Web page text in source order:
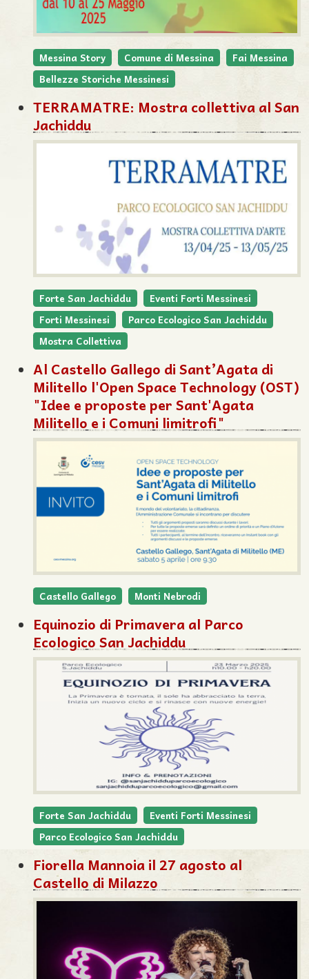
Messina Story Comune di Messina
Fai Messina
Bellezze Storiche Messinesi
TERRAMATRE: Mostra collettiva al San
Jachiddu
Forte San Jachiddu
Eventi Forti Messinesi
Forti Messinesi
Parco Ecologico San Jachiddu
Mostra Collettiva
Al Castello Gallego di Sant’Agata di
Militello l'Open Space Technology (OST)
"Idee e proposte per Sant'Agata
Militello e i Comuni limitrofi"
Castello Gallego Monti Nebrodi
Equinozio di Primavera al Parco
Ecologico San Jachiddu
Forte San Jachiddu
Eventi Forti Messinesi
Parco Ecologico San Jachiddu
Fiorella Mannoia il 27 agosto al
Castello di Milazzo